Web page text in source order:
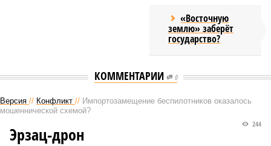
«Восточную
землю» заберёт
государство?
КОММЕНТАРИИ 0
Версия // Конфликт // Импортозамещение беспилотников оказалось
мошеннической схемой?
244
Эрзац-дрон